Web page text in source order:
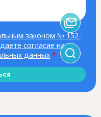
законом № 152-
согласие на
данных *